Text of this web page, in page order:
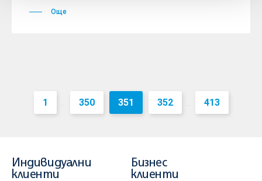
Още
1 ... 350 351 352 ... 413
Индивидуални
клиенти
Бизнес
клиенти